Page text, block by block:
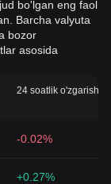
bo'lgan eng faol
Barcha valyuta
bozor
asosida
24 soatlik o'zgarish
-0.02%
+0.27%